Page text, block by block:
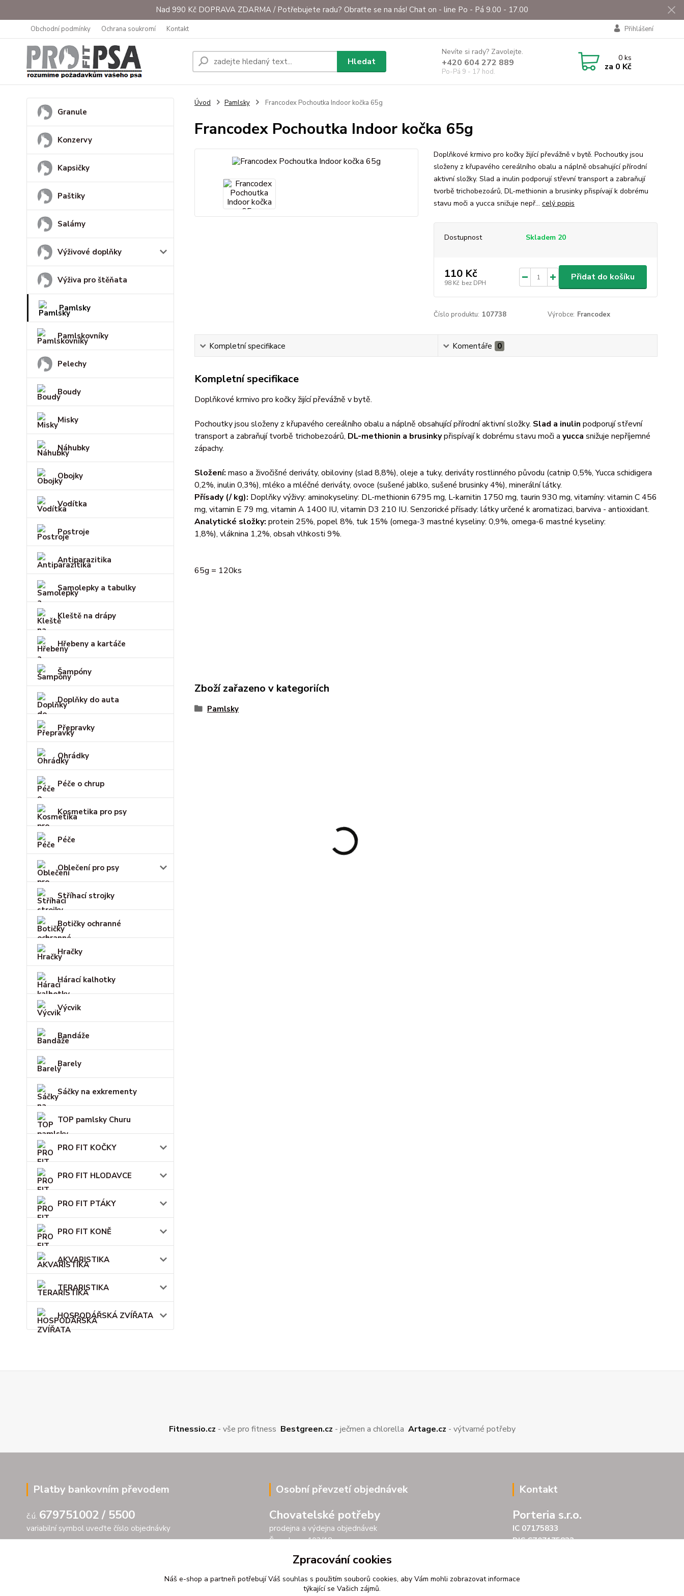
Nad 990 Kč DOPRAVA ZDARMA / Potřebujete radu? Obraťte se na nás! Chat on - line Po - Pá 9.00 - 17.00
Obchodní podmínky Ochrana soukromí Kontakt Přihlášení
Hledat
Nevíte si rady? Zavolejte.
+420 604 272 889
Po-Pá 9 - 17 hod.
0ks
za 0 Kč
Granule
Konzervy
Kapsičky
Paštiky
Salámy
Výživové doplňky
Výživa pro štěňata
Pamlsky
Pamlskovníky
Pelechy
Boudy
Misky
Náhubky
Obojky
Vodítka
Postroje
Antiparazitika
Samolepky a tabulky
Kleště na drápy
Hřebeny a kartáče
Šampóny
Doplňky do auta
Přepravky
Ohrádky
Péče o chrup
Kosmetika pro psy
Péče
Oblečení pro psy
Stříhací strojky
Botičky ochranné
Hračky
Hárací kalhotky
Výcvik
Bandáže
Barely
Sáčky na exkrementy
TOP pamlsky Churu
PRO FIT KOČKY
PRO FIT HLODAVCE
PRO FIT PTÁKY
PRO FIT KONĚ
AKVARISTIKA
TERARISTIKA
HOSPODÁŘSKÁ ZVÍŘATA
Úvod Pamlsky Francodex Pochoutka Indoor kočka 65g
Francodex Pochoutka Indoor kočka 65g
Doplňkové krmivo pro kočky žijící převážně v bytě. Pochoutky jsou
složeny z křupavého cereálního obalu a náplně obsahující přírodní
aktivní složky. Slad a inulin podporují střevní transport a zabraňují
tvorbě trichobezoárů, DL-methionin a brusinky přispívají k dobrému
stavu moči a yucca snižuje nepř... celý popis
Dostupnost Skladem 20
110 Kč
98 Kč bez DPH
Přidat do košíku
Číslo produktu: 107738 Výrobce: Francodex
Kompletní specifikace Komentáře 0
Kompletní specifikace
Doplňkové krmivo pro kočky žijící převážně v bytě.
Pochoutky jsou složeny z křupavého cereálního obalu a náplně obsahující přírodní aktivní složky. Slad a inulin podporují střevní
transport a zabraňují tvorbě trichobezoárů, DL-methionin a brusinkypřispívají k dobrému stavu moči a yucca snižuje nepříjemné
zápachy.
Složení: maso a živočišné deriváty, obiloviny (slad 8,8%), oleje a tuky, deriváty rostlinného původu (catnip 0,5%, Yucca schidigera
0,2%, inulin 0,3%), mléko a mléčné deriváty, ovoce (sušené jablko, sušené brusinky 4%), minerální látky.
Přísady (/ kg): Doplňky výživy: aminokyseliny: DL-methionin 6795 mg, L-karnitin 1750 mg, taurin 930 mg, vitamíny: vitamin C 456
mg, vitamin E 79 mg, vitamin A 1400 IU, vitamin D3 210 IU. Senzorické přísady: látky určené k aromatizaci, barviva - antioxidant.
Analytické složky: protein 25%, popel 8%, tuk 15% (omega-3 mastné kyseliny: 0,9%, omega-6 mastné kyseliny:
1,8%), vláknina 1,2%, obsah vlhkosti 9%.
65g = 120ks
Zboží zařazeno v kategoriích
Pamlsky
Fitnessio.cz - vše pro fitness Bestgreen.cz - ječmen a chlorella Artage.cz - výtvarné potřeby
Platby bankovním převodem
č.ú. 679751002 / 5500
variabilní symbol uveďte číslo objednávky
Osobní převzetí objednávek
Chovatelské potřeby
prodejna a výdejna objednávek
Šarochova 103/18
25001 Brandýs nad Labem
Po - Pá 9.00 - 17.00
So 9.00 - 11.30
Kontakt
Porteria s.r.o.
IC 07175833
DIC CZ07175833
tel. +420 604272889
Zpracování cookies
Náš e-shop a partneři potřebují Váš souhlas s použitím souborů cookies, aby Vám mohli zobrazovat informace
týkající se Vašich zájmů.